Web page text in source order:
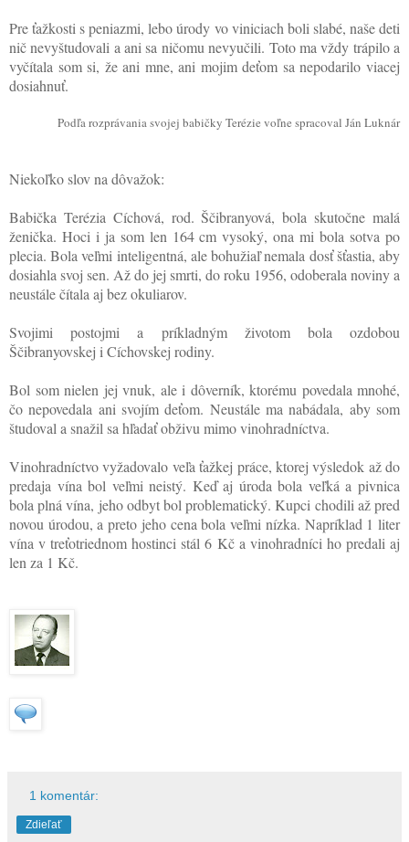
Pre ťažkosti s peniazmi, lebo úrody vo viniciach boli slabé, naše deti
nič nevyštudovali a ani sa ničomu nevyučili. Toto ma vždy trápilo a
vyčítala som si, že ani mne, ani mojim deťom sa nepodarilo viacej
dosiahnuť.
Podľa rozprávania svojej babičky Terézie voľne spracoval Ján Luknár
Niekoľko slov na dôvažok:
Babička Terézia Cíchová, rod. Ščibranyová, bola skutočne malá
ženička. Hoci i ja som len 164 cm vysoký, ona mi bola sotva po
plecia. Bola veľmi inteligentná, ale bohužiaľ nemala dosť šťastia, aby
dosiahla svoj sen. Až do jej smrti, do roku 1956, odoberala noviny a
neustále čítala aj bez okuliarov.
Svojimi postojmi a príkladným životom bola ozdobou
Ščibranyovskej i Cíchovskej rodiny.
Bol som nielen jej vnuk, ale i dôverník, ktorému povedala mnohé,
čo nepovedala ani svojím deťom. Neustále ma nabádala, aby som
študoval a snažil sa hľadať obživu mimo vinohradníctva.
Vinohradníctvo vyžadovalo veľa ťažkej práce, ktorej výsledok až do
predaja vína bol veľmi neistý. Keď aj úroda bola veľká a pivnica
bola plná vína, jeho odbyt bol problematický. Kupci chodili až pred
novou úrodou, a preto jeho cena bola veľmi nízka. Napríklad 1 liter
vína v treťotriednom hostinci stál 6 Kč a vinohradníci ho predali aj
len za 1 Kč.
1 komentár:
Zdieľať